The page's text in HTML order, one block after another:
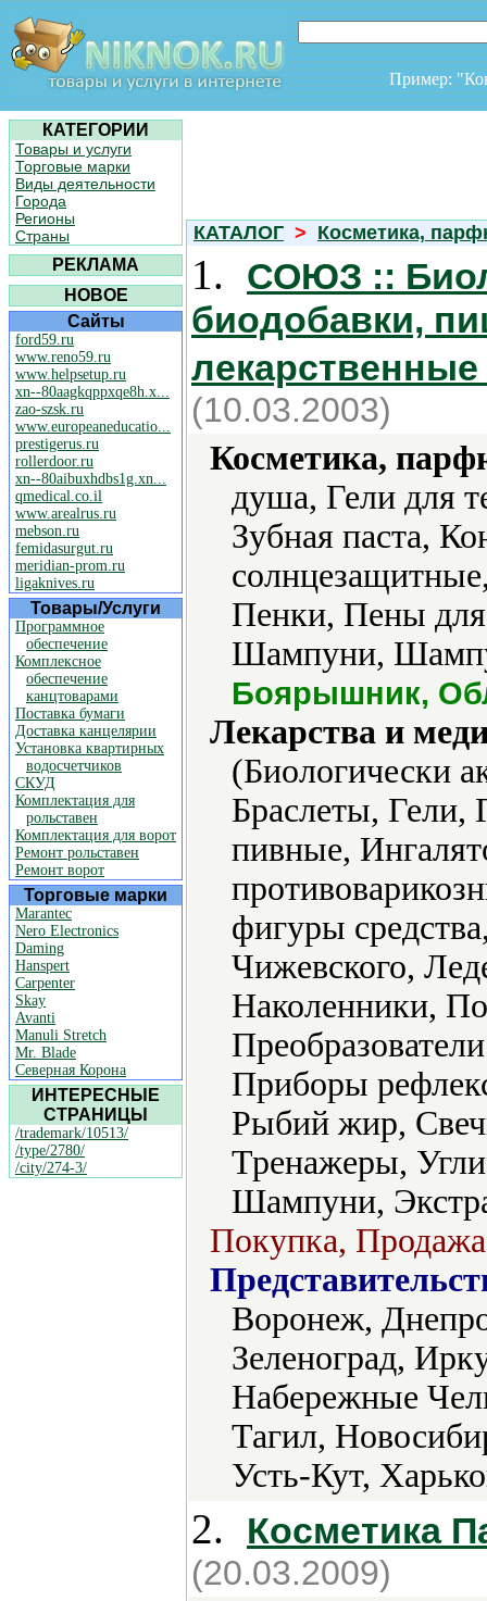
Пример:
КАТЕГОРИИ
Товары и услуги
Торговые марки
Виды деятельности
Города
Регионы
Страны
РЕКЛАМА
НОВОЕ
Сайты
ford59.ru
www.reno59.ru
www.helpsetup.ru
xn--80aagkqppxqe8h.x...
zao-szsk.ru
www.europeaneducatio...
prestigerus.ru
rollerdoor.ru
xn--80aibuxhdbs1g.xn...
qmedical.co.il
www.arealrus.ru
mebson.ru
femidasurgut.ru
meridian-prom.ru
ligaknives.ru
Товары/Услуги
Программное
обеспечение
Комплексное
обеспечение
канцтоварами
Поставка бумаги
Доставка канцелярии
Установка квартирных
водосчетчиков
СКУД
Комплектация для
рольставен
Комплектация для ворот
Ремонт рольставен
Ремонт ворот
Торговые марки
Marantec
Nero Electronics
Daming
Hanspert
Carpenter
Skay
Avanti
Manuli Stretch
Mr. Blade
Северная Корона
ИНТЕРЕСНЫЕ
СТРАНИЦЫ
/trademark/10513/
/type/2780/
/city/274-3/
КАТАЛОГ > Косметика,
1.
СОЮЗ ::
биодобавки,
(10.03.2003)
Косметика,
душа, Гели для
Зубная паста,
Пенки, Пены
Шампуни,
Боярышник,
Лекарства и
(Биологически
Браслеты,
пивные,
фигуры
Чижевского,
Наколенники,
Приборы
Рыбий жир,
Тренажеры,
Шампуни,
Покупка,
Воронеж,
Зеленоград,
Набережные
Тагил,
Усть-Кут,
2. Косметика
(20.03.2009)